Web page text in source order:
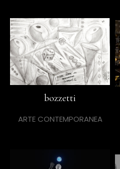
bozzetti
ARTE CONTEMPORANEA